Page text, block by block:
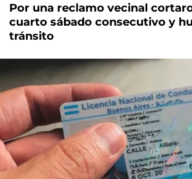
Por una reclamo vecinal
cuarto sábado consecutivo y
tránsito